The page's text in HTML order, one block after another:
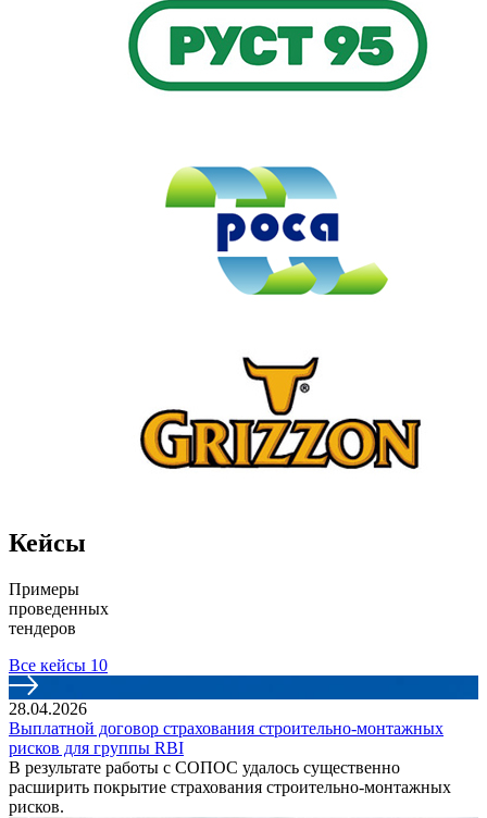
Кейсы
Примеры
проведенных
тендеров
Все кейсы 10
28.04.2026
Выплатной договор страхования строительно-монтажных
рисков для группы RBI
В результате работы с СОПОС удалось существенно
расширить покрытие страхования строительно‑монтажных
рисков.